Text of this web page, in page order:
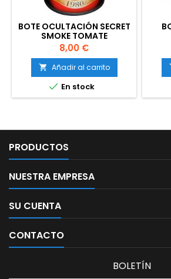
BOTE OCULTACIÓN SECRET
SMOKE TOMATE
Precio
8,00 €
 Añadir al carrito
 En stock
PRODUCTOS
NUESTRA EMPRESA
SU CUENTA
CONTACTO
BOLETÍN